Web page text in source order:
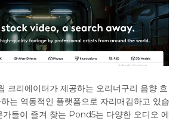
크리에이터가 제공하는 오리너구리 음향 효
는 역동적인 플랫폼으로 자리매김하고 있습
가들이 즐겨 찾는 Pond5는 다양한 오디오 에